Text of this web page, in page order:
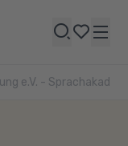
e.V. -